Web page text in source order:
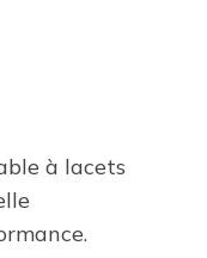
à lacets